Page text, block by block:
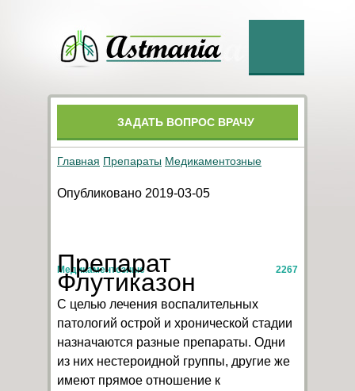
ЗАДАТЬ ВОПРОС ВРАЧУ
Главная Препараты Медикаментозные
Опубликовано 2019-03-05
Препарат
Флутиказон
Медикаментозные 2267
С целью лечения воспалительных
патологий острой и хронической стадии
назначаются разные препараты. Одни
из них нестероидной группы, другие же
имеют прямое отношение к